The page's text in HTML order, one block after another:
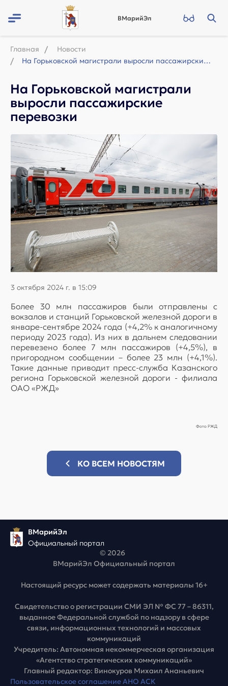
ВМарийЭл
Главная
Новости
На Горьковской магистрали выросли пассажирские перевозки
На Горьковской магистрали
выросли пассажирские
перевозки
3 октября 2024 г. в 15:09
Более 30 млн пассажиров были отправлены с
вокзалов и станций Горьковской железной дороги в
январе-сентябре 2024 года (+4,2% к аналогичному
периоду 2023 года). Из них в дальнем следовании
перевезено более 7 млн пассажиров (+4,5%), в
пригородном сообщении – более 23 млн (+4,1%).
Такие данные приводит пресс-служба Казанского
региона Горьковской железной дороги - филиала
ОАО «РЖД»
Фото РЖД
КО ВСЕМ НОВОСТЯМ
ВМарийЭл
Официальный портал
© 2026
ВМарийЭл Официальный портал
Настоящий ресурс может содержать материалы 16+
Свидетельство о регистрации СМИ ЭЛ № ФС 77 – 86311,
выданное Федеральной службой по надзору в сфере
связи, информационных технологий и массовых
коммуникаций
Учредитель: Автономная некоммерческая организация
«Агентство стратегических коммуникаций»
Главный редактор: Винокуров Михаил Ананьевич
Пользовательское соглашение АНО АСК